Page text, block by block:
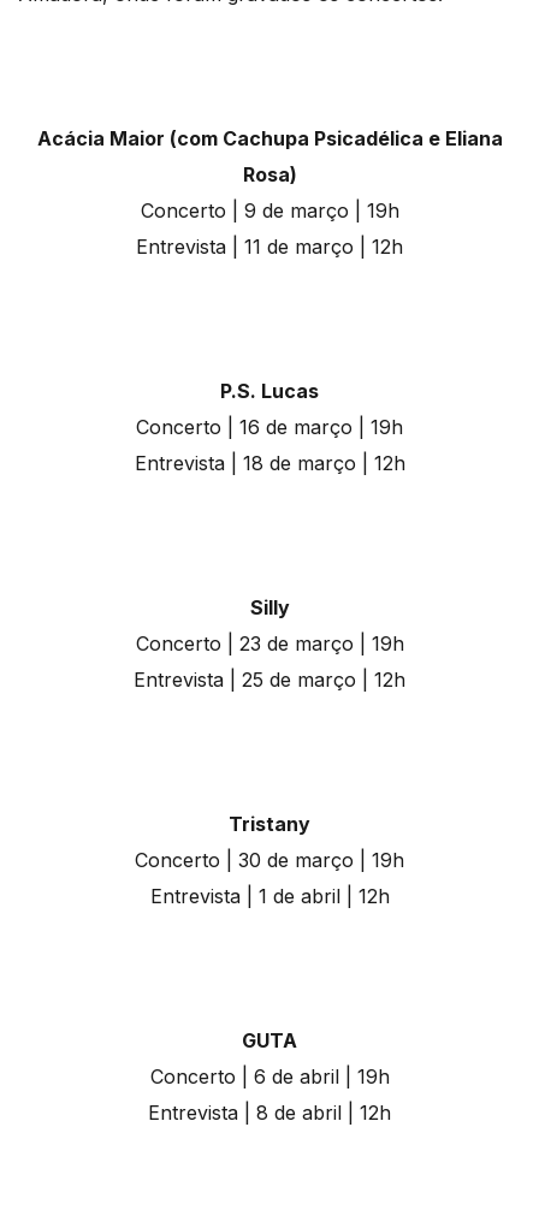
Acácia Maior (com Cachupa Psicadélica e Eliana
Rosa)
Concerto | 9 de março | 19h
Entrevista | 11 de março | 12h
P.S. Lucas
Concerto | 16 de março | 19h
Entrevista | 18 de março | 12h
Silly
Concerto | 23 de março | 19h
Entrevista | 25 de março | 12h
Tristany
Concerto | 30 de março | 19h
Entrevista | 1 de abril | 12h
GUTA
Concerto | 6 de abril | 19h
Entrevista | 8 de abril | 12h